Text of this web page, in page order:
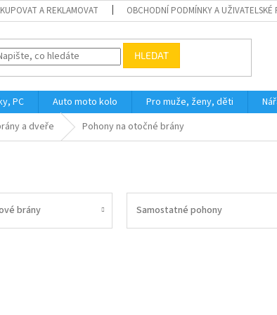
A REKLAMOVAT OBCHODNÍ PODMÍNKY A UŽIVATELSKÉ
HLEDAT
PC Auto moto kolo Pro muže, ženy, děti
a dveře Pohony na otočné brány
brány Samostatné pohony